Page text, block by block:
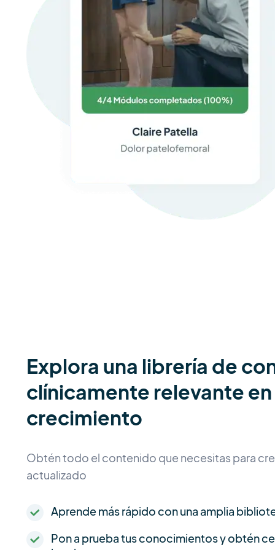
Explora una librería de
clínicamente relevante
crecimiento
Obtén todo el contenido que necesitas para
actualizado
Aprende más rápido con una amplia
Pon a prueba tus conocimientos y obtén